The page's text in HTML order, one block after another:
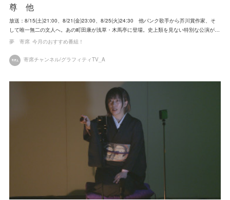
尊 他
放送：8/15(土)21:00、8/21(金)23:00、8/25(火)24:30 他パンク歌手から芥川賞作家、そ
して唯一無二の文人へ。あの町田康が浅草・木馬亭に登場。史上類を見ない特別な公演が…
夢 寄席 今月のおすすめ番組！
寄席チャンネル/グラフィティTV_A